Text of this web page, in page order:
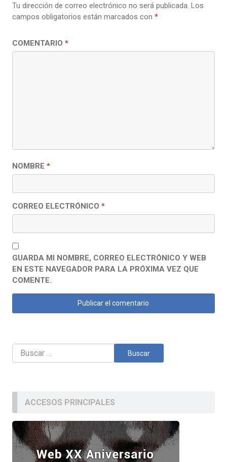
Tu dirección de correo electrónico no será publicada. Los
campos obligatorios están marcados con *
COMENTARIO *
NOMBRE *
CORREO ELECTRÓNICO *
GUARDA MI NOMBRE, CORREO ELECTRÓNICO Y WEB
EN ESTE NAVEGADOR PARA LA PRÓXIMA VEZ QUE
COMENTE.
Buscar:
ACCESOS PRINCIPALES